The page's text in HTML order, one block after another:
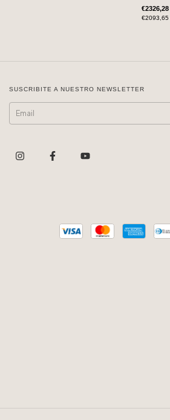
€2326,28
€2093,65
SUSCRIBITE A NUESTRO NEWSLETTER